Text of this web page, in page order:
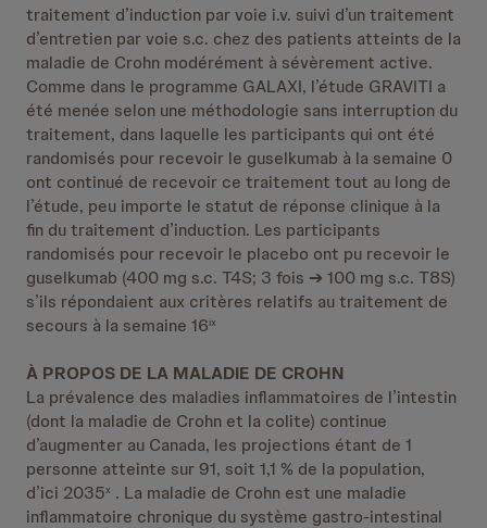
traitement d’induction par voie i.v. suivi d’un traitement
d’entretien par voie s.c. chez des patients atteints de la
maladie de Crohn modérément à sévèrement active.
Comme dans le programme GALAXI, l’étude GRAVITI a
été menée selon une méthodologie sans interruption du
traitement, dans laquelle les participants qui ont été
randomisés pour recevoir le guselkumab à la semaine 0
ont continué de recevoir ce traitement tout au long de
l’étude, peu importe le statut de réponse clinique à la
fin du traitement d’induction. Les participants
randomisés pour recevoir le placebo ont pu recevoir le
guselkumab (400 mg s.c. T4S; 3 fois ➔ 100 mg s.c. T8S)
s’ils répondaient aux critères relatifs au traitement de
secours à la semaine 16ix
À PROPOS DE LA MALADIE DE CROHN
La prévalence des maladies inflammatoires de l’intestin
(dont la maladie de Crohn et la colite) continue
d’augmenter au Canada, les projections étant de 1
personne atteinte sur 91, soit 1,1 % de la population,
d’ici 2035x . La maladie de Crohn est une maladie
inflammatoire chronique du système gastro-intestinal